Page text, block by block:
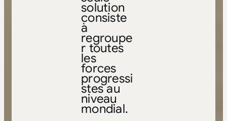
solution
consiste
à
regroupe
r toutes
les
forces
progressi
stes au
niveau
mondial.